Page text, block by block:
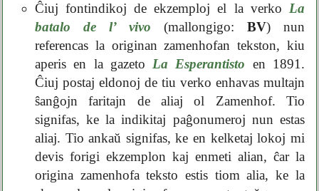
Ĉiuj fontindikoj de ekzemploj el la verko La
batalo de l’ vivo (mallongigo: BV) nun
referencas la originan zamenhofan tekston, kiu
aperis en la gazeto La Esperantisto en 1891.
Ĉiuj postaj eldonoj de tiu verko enhavas multajn
ŝanĝojn faritajn de aliaj ol Zamenhof. Tio
signifas, ke la indikitaj paĝonumeroj nun estas
aliaj. Tio ankaŭ signifas, ke en kelketaj lokoj mi
devis forigi ekzemplon kaj enmeti alian, ĉar la
origina zamenhofa teksto estis tiom alia, ke la